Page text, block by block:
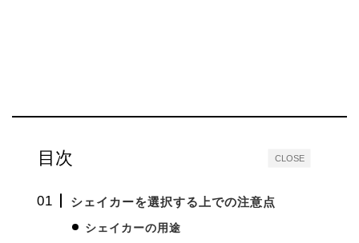
CLOSE
目次
シェイカーを選択する上での注意点
シェイカーの用途